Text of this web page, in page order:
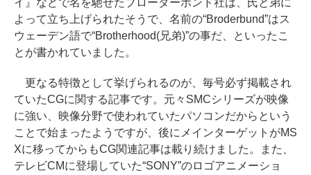
よって立ち上げられたそうで、名前の“Broderbund”はス
ウェーデン語で“Brotherhood(兄弟)”の事だ、といったこ
とが書かれていました。
更なる特徴として挙げられるのが、毎号必ず掲載され
ていたCGに関する記事です。元々SMCシリーズが映像
に強い、映像分野で使われていたパソコンだからという
ことで始まったようですが、後にメインターゲットがMS
Xに移ってからもCG関連記事は載り続けました。また、
テレビCMに登場していた“SONY”のロゴアニメーショ